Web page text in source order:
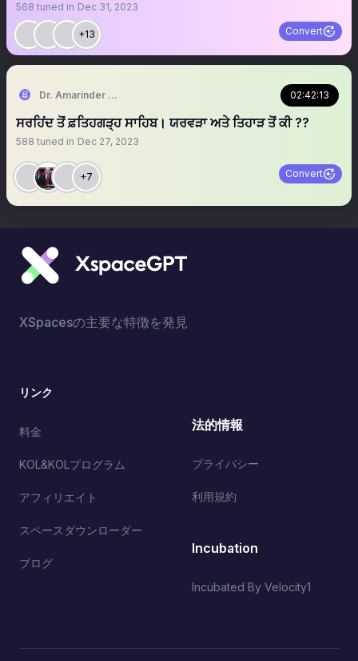
568 tuned in Dec 31, 2023
+13 Convert
Dr. Amarinder Singh | ਅਮਰਿੰਦਰ ਸਿੰਘ 02:42:13
ਸਰਹਿਂਦ ਤੋਂ ਫ਼ਤਿਹਗੜ੍ਹ ਸਾਹਿਬ। ਯਰਵੜਾ ਅਤੇ ਤਿਹਾੜ ਤੋਂ ਕੀ ??
588 tuned in Dec 27, 2023
+7 Convert
XSpacesの主要な特徴を発見
リンク
料金
KOL&KOLプログラム
アフィリエイト
スペースダウンローダー
ブログ
法的情報
プライバシー
利用規約
Incubation
Incubated By Velocity1